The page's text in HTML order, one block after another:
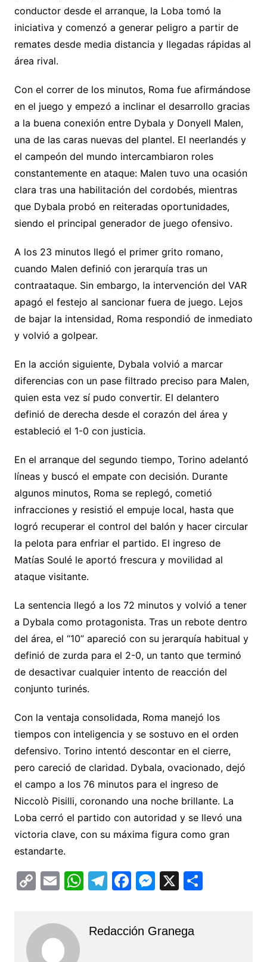
conductor desde el arranque, la Loba tomó la
iniciativa y comenzó a generar peligro a partir de
remates desde media distancia y llegadas rápidas al
área rival.
Con el correr de los minutos, Roma fue afirmándose
en el juego y empezó a inclinar el desarrollo gracias
a la buena conexión entre Dybala y Donyell Malen,
una de las caras nuevas del plantel. El neerlandés y
el campeón del mundo intercambiaron roles
constantemente en ataque: Malen tuvo una ocasión
clara tras una habilitación del cordobés, mientras
que Dybala probó en reiteradas oportunidades,
siendo el principal generador de juego ofensivo.
A los 23 minutos llegó el primer grito romano,
cuando Malen definió con jerarquía tras un
contraataque. Sin embargo, la intervención del VAR
apagó el festejo al sancionar fuera de juego. Lejos
de bajar la intensidad, Roma respondió de inmediato
y volvió a golpear.
En la acción siguiente, Dybala volvió a marcar
diferencias con un pase filtrado preciso para Malen,
quien esta vez sí pudo convertir. El delantero
definió de derecha desde el corazón del área y
estableció el 1-0 con justicia.
En el arranque del segundo tiempo, Torino adelantó
líneas y buscó el empate con decisión. Durante
algunos minutos, Roma se replegó, cometió
infracciones y resistió el empuje local, hasta que
logró recuperar el control del balón y hacer circular
la pelota para enfriar el partido. El ingreso de
Matías Soulé le aportó frescura y movilidad al
ataque visitante.
La sentencia llegó a los 72 minutos y volvió a tener
a Dybala como protagonista. Tras un rebote dentro
del área, el “10” apareció con su jerarquía habitual y
definió de zurda para el 2-0, un tanto que terminó
de desactivar cualquier intento de reacción del
conjunto turinés.
Con la ventaja consolidada, Roma manejó los
tiempos con inteligencia y se sostuvo en el orden
defensivo. Torino intentó descontar en el cierre,
pero careció de claridad. Dybala, ovacionado, dejó
el campo a los 76 minutos para el ingreso de
Niccolò Pisilli, coronando una noche brillante. La
Loba cerró el partido con autoridad y se llevó una
victoria clave, con su máxima figura como gran
estandarte.
C
p
y
Li
E
ai
l
W
s
T
gr
F
e
M
s
X C
Redacción Granega